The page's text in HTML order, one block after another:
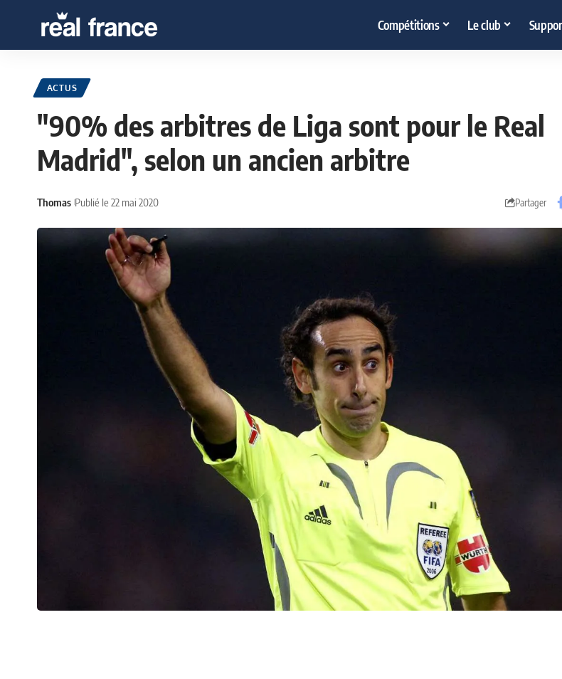
Compétitions Le club
ACTUS
"90% des arbitres de Liga sont pour le Real
Madrid", selon un ancien arbitre
Thomas Publié le 22 mai 2020 Partager